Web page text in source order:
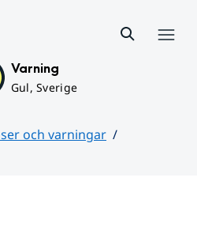
Varning
Gul, Sverige
och varningar